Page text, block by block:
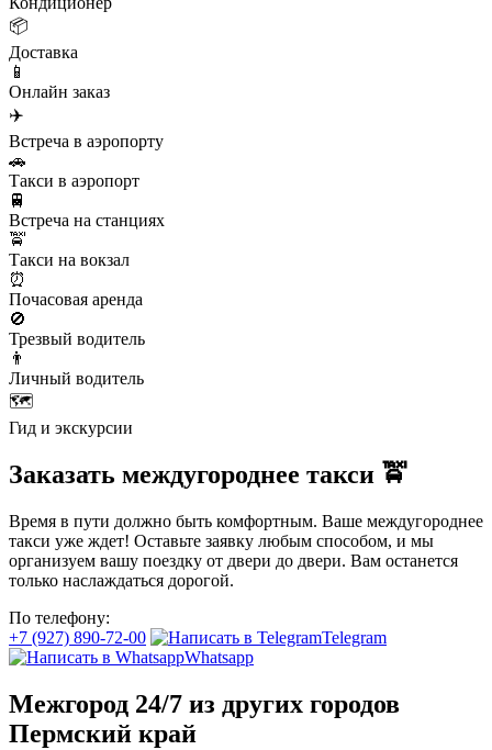
📦
Доставка
📱
Онлайн заказ
✈️
Встреча в аэропорту
🚗
Такси в аэропорт
🚆
Встреча на станциях
🚖
Такси на вокзал
⏰
Почасовая аренда
🚫
Трезвый водитель
👨
Личный водитель
🗺️
Гид и экскурсии
Заказать междугороднее такси 🚖
Время в пути должно быть комфортным. Ваше междугороднее
такси уже ждет! Оставьте заявку любым способом, и мы
организуем вашу поездку от двери до двери. Вам останется
только наслаждаться дорогой.
По телефону:
+7 (927) 890-72-00
Telegram
Whatsapp
Межгород 24/7 из других городов
Пермский край